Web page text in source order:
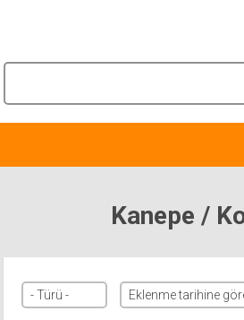
Kanepe /